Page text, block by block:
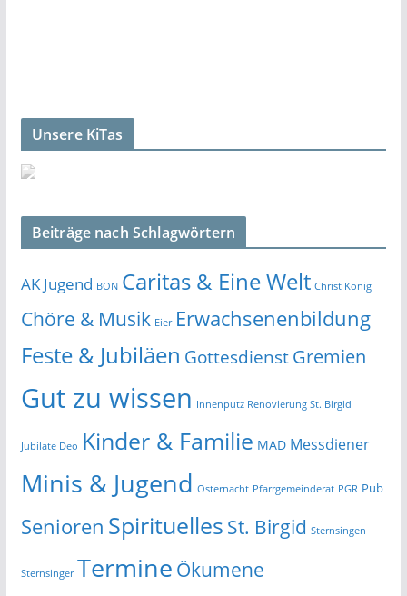
Unsere KiTas
Beiträge nach Schlagwörtern
AK Jugend BON Caritas & Eine Welt Christ König
Chöre & Musik Eier Erwachsenenbildung
Feste & Jubiläen GottesdienstGremien
Gut zu wissen Innenputz Renovierung St. Birgid
Jubilate Deo Kinder & Familie MAD Messdiener
Minis & Jugend Osternacht Pfarrgemeinderat PGR Pub
Senioren Spirituelles St. Birgid Sternsingen
Sternsinger Termine Ökumene